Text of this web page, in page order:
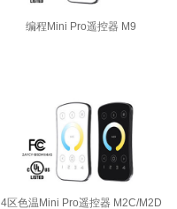
编程Mini Pro遥控器 M9
4区色温Mini Pro遥控器 M2C/M2D